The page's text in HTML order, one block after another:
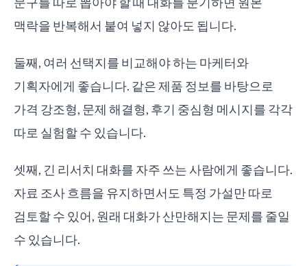
맥락을 반복해서 붙여 넣지 않아도 됩니다.
둘째, 여러 선택지를 비교해야 하는 마케터와
기획자에게 좋습니다. 같은 제품 정보를 바탕으로
가격 강조형, 문제 해결형, 후기 중심형 메시지를 각각
따로 실험할 수 있습니다.
셋째, 긴 리서치 대화를 자주 쓰는 사람에게 좋습니다.
자료 조사 흐름을 유지하면서도 특정 가설만 따로
검토할 수 있어, 원래 대화가 산만해지는 문제를 줄일
수 있습니다.